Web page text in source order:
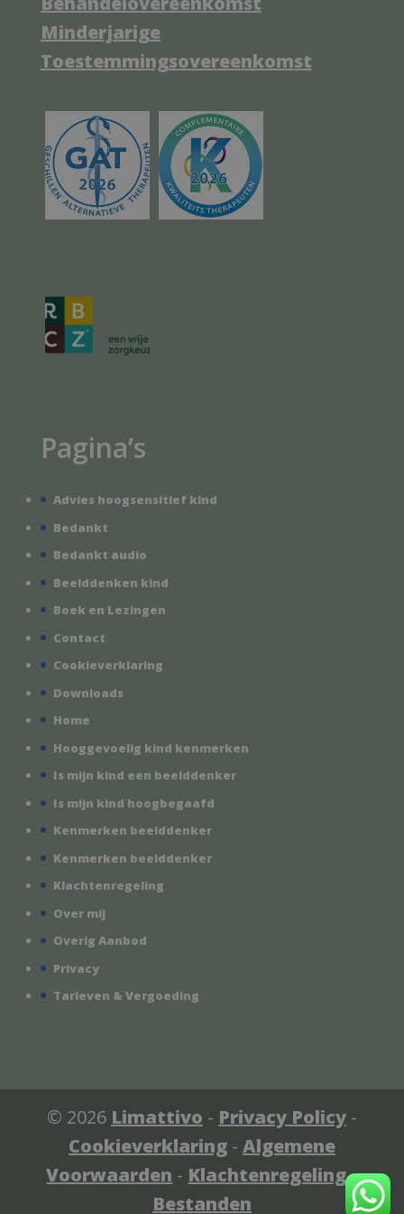
Minderjarige
Toestemmingsovereenkomst
Pagina’s
Advies hoogsensitief kind
Bedankt
Bedankt audio
Beelddenken kind
Boek en Lezingen
Contact
Cookieverklaring
Downloads
Home
Hooggevoelig kind kenmerken
Is mijn kind een beelddenker
Is mijn kind hoogbegaafd
Kenmerken beelddenker
Kenmerken beelddenker
Klachtenregeling
Over mij
Overig Aanbod
Privacy
Tarieven & Vergoeding
© 2026 Limattivo - Privacy Policy-
Cookieverklaring- Algemene
Voorwaarden - Klachtenregeling-
Bestanden